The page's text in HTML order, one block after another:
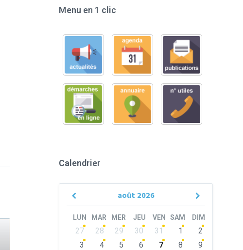
Menu en 1 clic
Calendrier
août 2026
Previous
Next
LUN MAR MER JEU VEN SAM DIM
Skip
calendar
days
27 28 29 30 31 1
2
3
4 5 6 7 8
9